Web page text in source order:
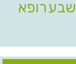
שבערופא